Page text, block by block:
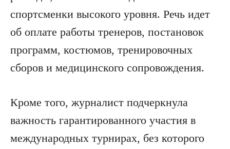
спортсменки высокого уровня. Речь идет
об оплате работы тренеров, постановок
программ, костюмов, тренировочных
сборов и медицинского сопровождения.
Кроме того, журналист подчеркнула
важность гарантированного участия в
международных турнирах, без которого